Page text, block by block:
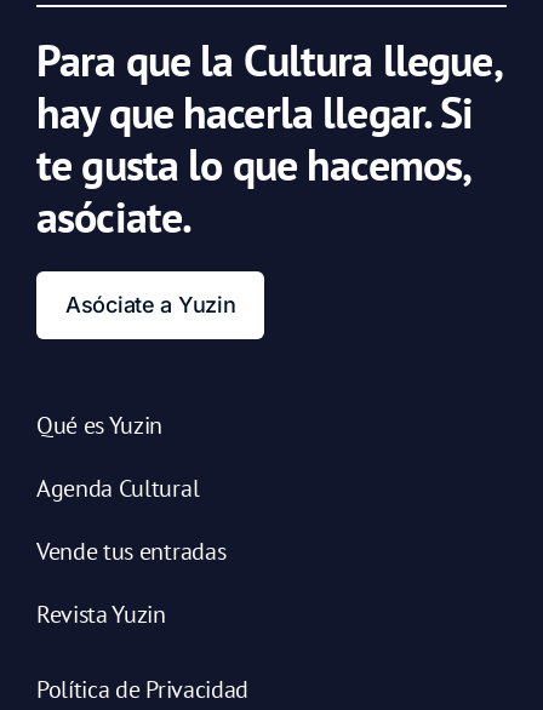
Para que la Cultura llegue,
hay que hacerla llegar. Si
te gusta lo que hacemos,
asóciate.
Asóciate a Yuzin
Qué es Yuzin
Agenda Cultural
Vende tus entradas
Revista Yuzin
Política de Privacidad